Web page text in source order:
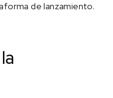
de lanzamiento.